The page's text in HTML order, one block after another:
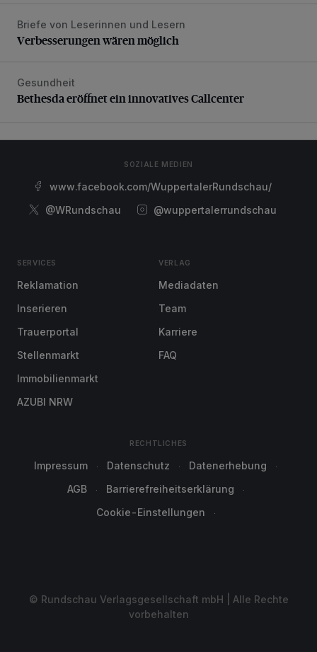
Verbesserungen wären möglich
Briefe von Leserinnen und Lesern
Verbesserungen wären möglich
Bethesda eröffnet ein innovatives Callcenter
Gesundheit
Bethesda eröffnet ein innovatives Callcenter
SOZIALE MEDIEN
www.facebook.com/WuppertalerRundschau/
@WRundschau
@wuppertalerrundschau
SERVICES
Reklamation
Inserieren
Trauerportal
Stellenmarkt
Immobilienmarkt
AZUBI NRW
VERLAG
Mediadaten
Team
Karriere
FAQ
RECHTLICHES
Impressum Datenschutz
Datenerhebung
AGB
Barrierefreiheitserklärung
Cookie-Einstellungen
© Rundschau Verlagsgesellschaft mbH | Alle Rechte
vorbehalten